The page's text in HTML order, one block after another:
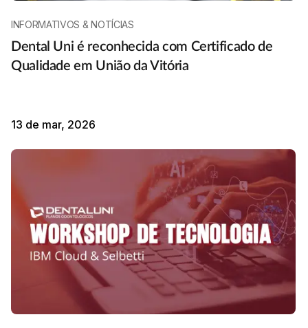
INFORMATIVOS & NOTÍCIAS
Dental Uni é reconhecida com Certificado de
Qualidade em União da Vitória
13 de mar, 2026